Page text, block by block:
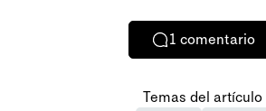
1 comentario
Temas del artículo